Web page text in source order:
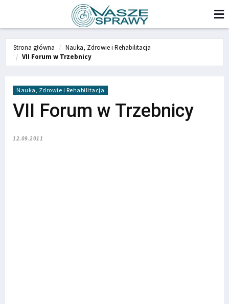
Strona główna
Nauka, Zdrowie i Rehabilitacja
VII Forum w Trzebnicy
Nauka, Zdrowie i Rehabilitacja
VII Forum w Trzebnicy
12.09.2011